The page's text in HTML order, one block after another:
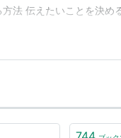
法 伝えたいことを決め
ニックに行ってウエット